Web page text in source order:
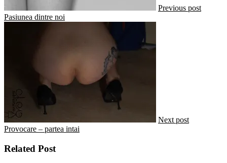
Previous post
Pasiunea dintre noi
Next post
Provocare – partea intai
Related Post